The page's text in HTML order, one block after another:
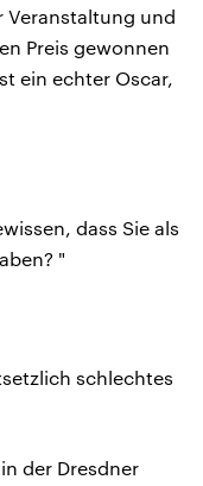
Veranstaltung und
Preis gewonnen
ein echter Oscar,
dass Sie als
"
schlechtes
der Dresdner